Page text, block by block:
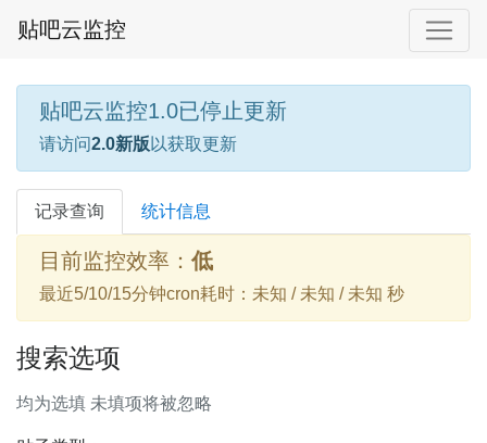
贴吧云监控
贴吧云监控1.0已停止更新
请访问2.0新版 以获取更新
记录查询 统计信息
目前监控效率： 低
最近5/10/15分钟cron耗时：未知 / 未知 / 未知 秒
搜索选项
均为选填 未填项将被忽略